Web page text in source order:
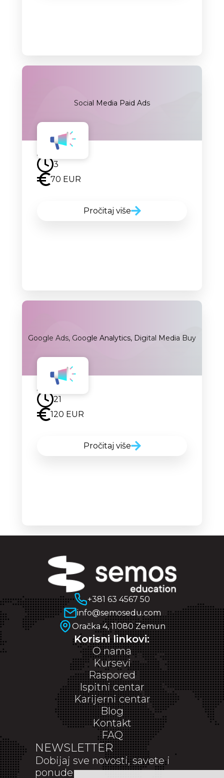
Social Media Paid Ads
Uskoro
3
70 EUR
Pročitaj više
Google Ads, Google Analytics, Digital Media Buy
Uskoro
21
120 EUR
Pročitaj više
+381 63 4567 50
info@semosedu.com
Oračka 4, 11080 Zemun
Korisni linkovi:
O nama
Kursevi
Raspored
Ispitni centar
Karijerni centar
Blog
Kontakt
FAQ
NEWSLETTER
Dobijaj sve novosti, savete i
ponude